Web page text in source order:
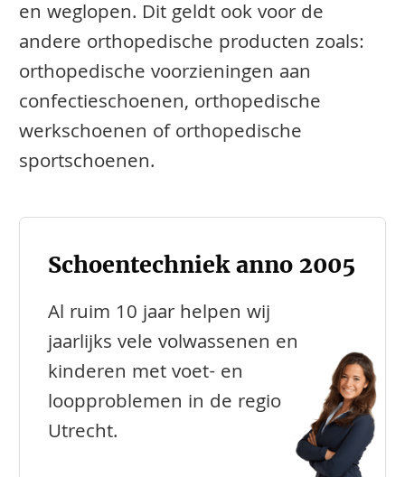
en weglopen. Dit geldt ook voor de
andere orthopedische producten zoals:
orthopedische voorzieningen aan
confectieschoenen, orthopedische
werkschoenen of orthopedische
sportschoenen.
Schoentechniek anno 2005
Al ruim 10 jaar helpen wij
jaarlijks vele volwassenen en
kinderen met voet- en
loopproblemen in de regio
Utrecht.